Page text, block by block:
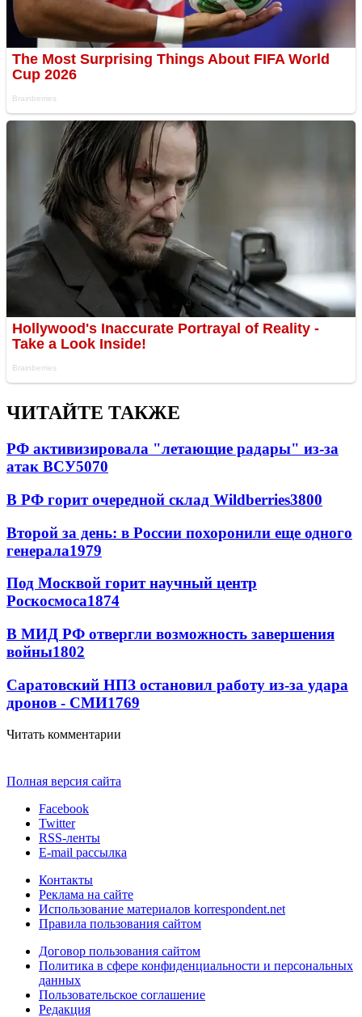
ЧИТАЙТЕ ТАКЖЕ
РФ активизировала "летающие радары" из-за
атак ВСУ5070
В РФ горит очередной склад Wildberries3800
Второй за день: в России похоронили еще одного
генерала1979
Под Москвой горит научный центр
Роскосмоса1874
В МИД РФ отвергли возможность завершения
войны1802
Саратовский НПЗ остановил работу из-за удара
дронов - СМИ1769
Читать комментарии
Полная версия сайта
Facebook
Twitter
RSS-ленты
E-mail рассылка
Контакты
Реклама на сайте
Использование материалов korrespondent.net
Правила пользования сайтом
Договор пользования сайтом
Политика в сфере конфиденциальности и персональных
данных
Пользовательское соглашение
Редакция